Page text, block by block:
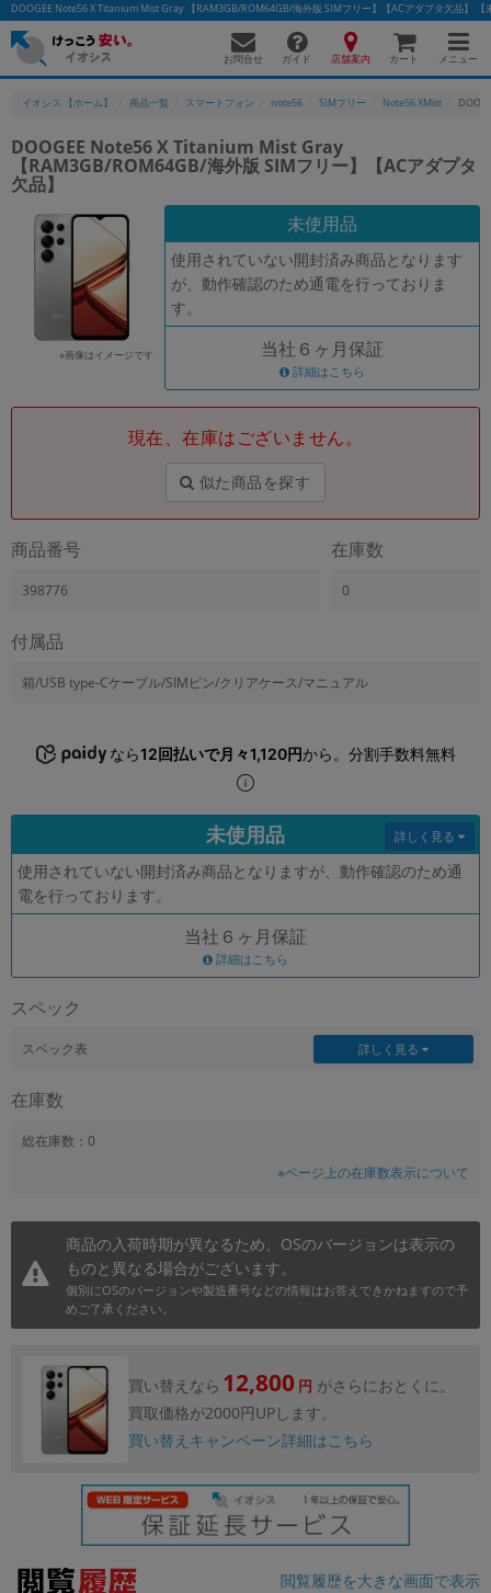
DOOGEE Note56 X Titanium Mist Gray 【RAM3GB/ROM64GB/海外版 SIMフリー】【ACアダプタ欠品】
お問合せ ガイド 店舗案内 カート メニュー
イオシス 【ホーム】 商品一覧 スマートフォン note56 SIMフリー Note56 XMist
DOOGEE Note56 X Titanium Mist Gray
【RAM3GB/ROM64GB/海外版 SIMフリー】【ACアダプタ
欠品】
※画像はイメージです
未使用品
使用されていない開封済み商品となります
が、動作確認のため通電を行っておりま
す。
当社６ヶ月保証
詳細はこちら
現在、在庫はございません。
似た商品を探す
商品番号
398776
在庫数
0
付属品
箱/USB type-Cケーブル/SIMピン/クリアケース/マニュアル
なら12回払いで月々1,120円から。分割手数料無料
未使用品
使用されていない開封済み商品となりますが、動作確認のため通
電を行っております。
詳しく見る
当社６ヶ月保証
詳細はこちら
スペック
スペック表 詳しく見る
在庫数
総在庫数：0
※ページ上の在庫数表示について
商品の入荷時期が異なるため、OSのバージョンは表示の
ものと異なる場合がございます。
個別にOSのバージョンや製造番号などの情報はお答えできかねますので予
めご了承ください。
買い替えなら 12,800 円 がさらにおとくに。
買取価格が2000円UPします。
買い替えキャンペーン詳細はこちら
閲覧履歴を大きな画面で表示
かんたんパソコン検索に切り替える
フリーワード
除外ワード
人気の検索ワード：Let's note
商品シリーズ名・ブランド名の絞り込み。
「iPhone」「Xperia」「Galaxy」など
製造、販売メーカーの絞り込み
商品の搭載機能による絞り込み
「5G対応」「防水」「ワンセグ」など
ドライブ
ランク
CPUの絞り込み
OS
円 ～ 円
発売日
年
各項目のチェックボックスは「or検索」となります。
ただし機能別のみ「and検索」となります。